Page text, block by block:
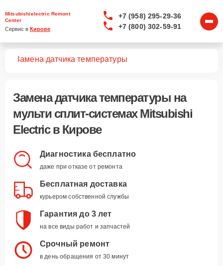
Mitsubishielectric Remont
Center
Сервис в Кирове
+7 (958) 295-29-36
+7 (800) 302-59-91
Замена датчика температуры
Замена датчика температуры на
мульти сплит-системах Mitsubishi
Electric в Кирове
Диагностика бесплатно
даже при отказе от ремонта
Бесплатная доставка
курьером собственной службы
Гарантия до 3 лет
на все виды работ и запчастей
Срочный ремонт
в день обращения от 30 минут